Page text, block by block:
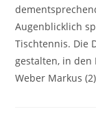
Augenblicklich
Tischtennis. Die
gestalten, in den
Weber Markus